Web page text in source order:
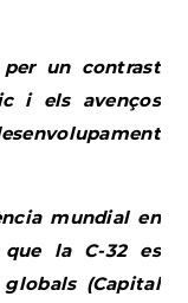
un contrast
i els avenços
mundial en
la C-32 es
(Capital